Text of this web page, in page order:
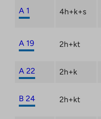
A 1 4h+k+s
A 19 2h+kt
A 22 2h+k
B 24 2h+kt